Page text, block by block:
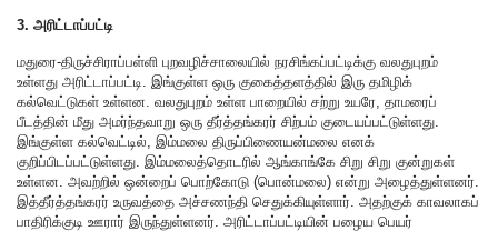
3. அரிட்டாப்பட்டி
மதுரை-திருச்சிராப்பள்ளி புறவழிச்சாலையில் நரசிங்கப்பட்டிக்கு வலதுபுறம்
உள்ளது அரிட்டாப்பட்டி. இங்குள்ள ஒரு குகைத்தளத்தில் இரு தமிழிக்
கல்வெட்டுகள் உள்ளன. வலதுபுறம் உள்ள பாறையில் சற்று உயரே, தாமரைப்
பீடத்தின் மீது அமர்ந்தவாறு ஒரு தீர்த்தங்கரர் சிற்பம் குடையப்பட்டுள்ளது.
இங்குள்ள கல்வெட்டில், இம்மலை திருப்பிணையன்மலை எனக்
குறிப்பிடப்பட்டுள்ளது. இம்மலைத்தொடரில் ஆங்காங்கே சிறு சிறு குன்றுகள்
உள்ளன. அவற்றில் ஒன்றைப் பொற்கோடு (பொன்மலை) என்று அழைத்துள்ளனர்.
இத்தீர்த்தங்கரர் உருவத்தை அச்சணந்தி செதுக்கியுள்ளார். அதற்குக் காவலாகப்
பாதிரிக்குடி ஊரார் இருந்துள்ளனர். அரிட்டாப்பட்டியின் பழைய பெயர்